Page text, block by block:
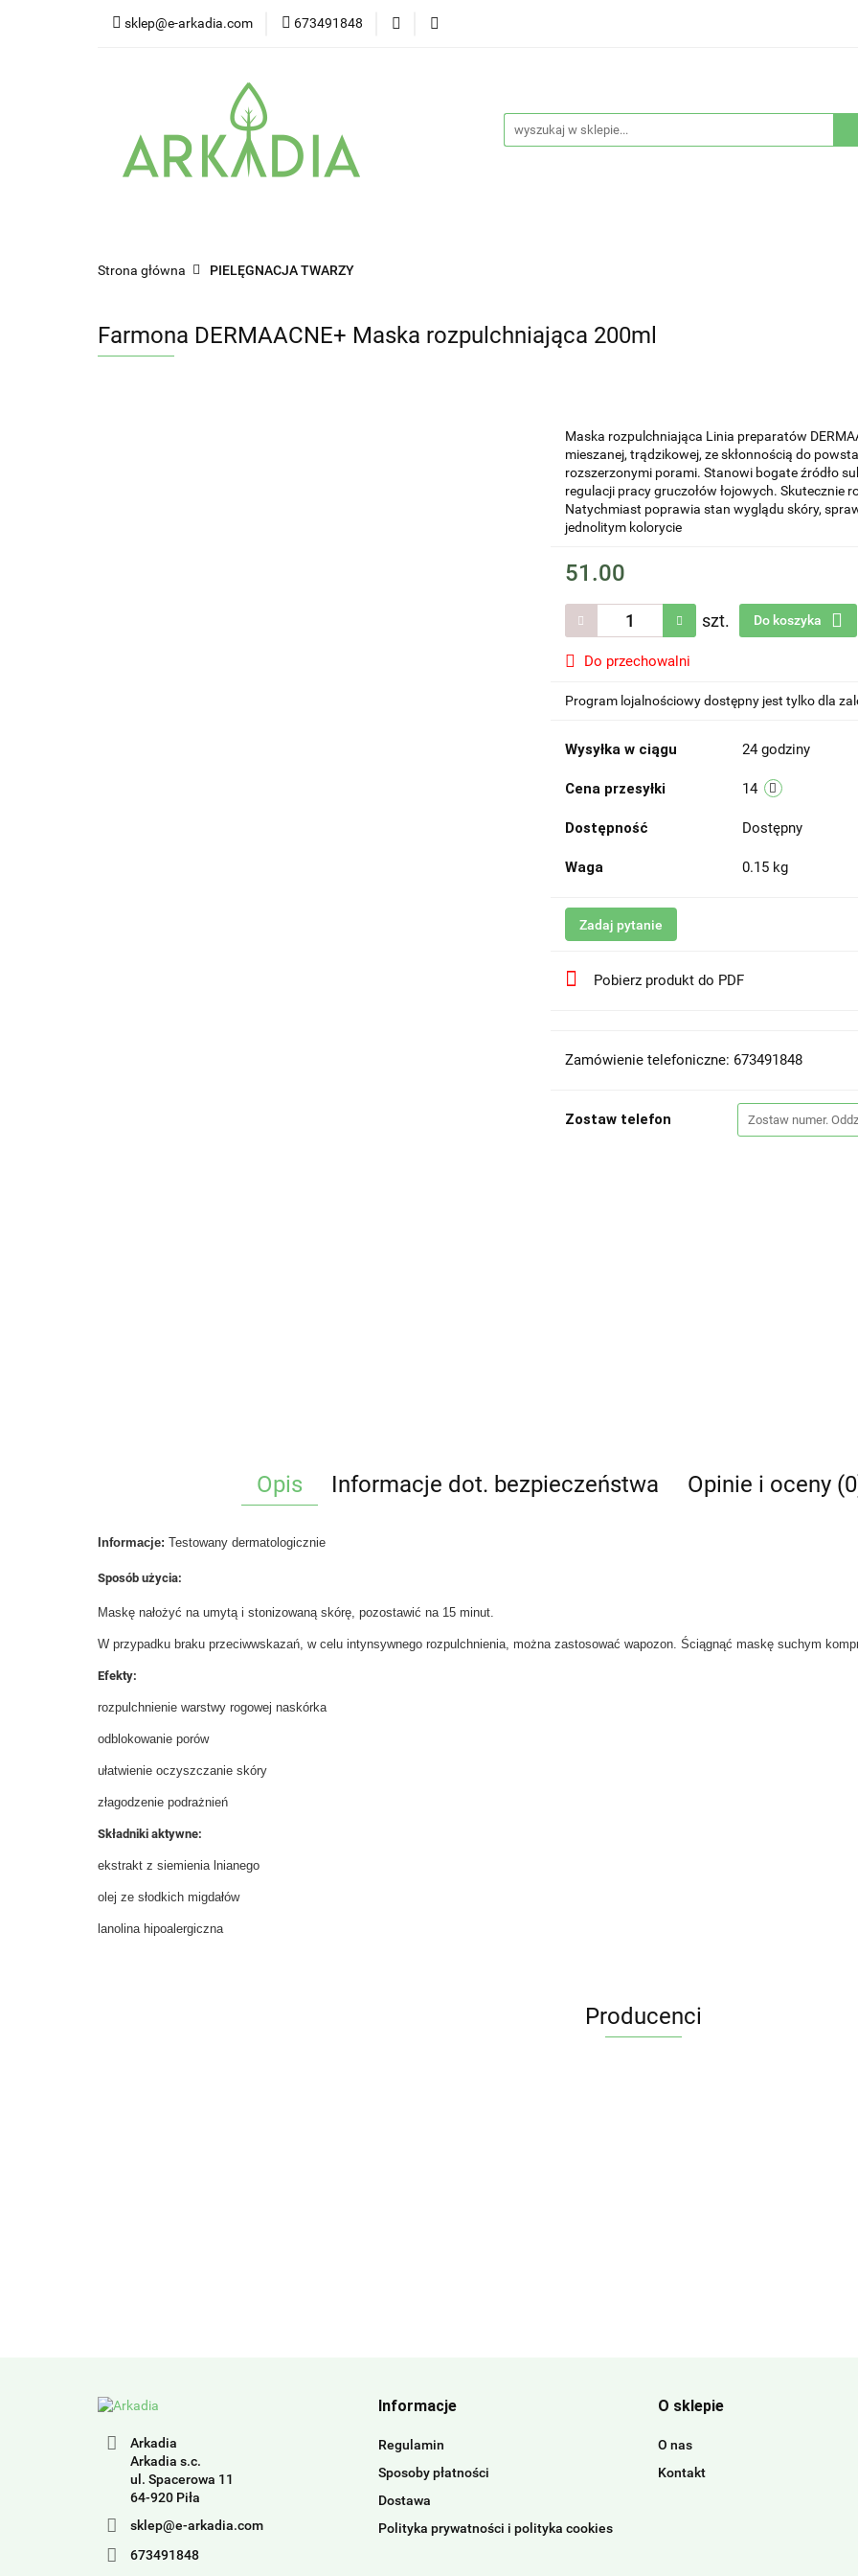
sklep@e-arkadia.com 673491848
Kategorie Producenci
Strona główna PIELĘGNACJA TWARZY
Farmona DERMAACNE+ Maska rozpulchniająca 200ml
Maska rozpulchniająca Linia preparatów
mieszanej, trądzikowej, ze skłonnością do
rozszerzonymi porami. Stanowi bogate źródło
regulacji pracy gruczołów łojowych. Skutecznie
Natychmiast poprawia stan wyglądu skóry,
jednolitym kolorycie
51.00
szt. Do koszyka
Do przechowalni
Program lojalnościowy dostępny jest tylko dla
Wysyłka w ciągu 24 godziny
Cena przesyłki 14
Dostępność Dostępny
Waga 0.15 kg
Zadaj pytanie
Pobierz produkt do PDF
Zamówienie telefoniczne: 673491848
Zostaw telefon
Opis Informacje dot. bezpieczeństwa Opinie i oceny
Informacje: Testowany dermatologicznie
Sposób użycia:
Maskę nałożyć na umytą i stonizowaną skórę, pozostawić na 15 minut.
W przypadku braku przeciwwskazań, w celu intynsywnego rozpulchnienia, można zastosować wapozon. Ściągnąć maskę suchym
Efekty:
rozpulchnienie warstwy rogowej naskórka
odblokowanie porów
ułatwienie oczyszczanie skóry
złagodzenie podrażnień
Składniki aktywne:
ekstrakt z siemienia lnianego
olej ze słodkich migdałów
lanolina hipoalergiczna
Producenci
Arkadia
Arkadia s.c.
ul. Spacerowa 11
64-920 Piła
sklep@e-arkadia.com
673491848
Informacje
Regulamin
Sposoby płatności
Dostawa
Polityka prywatności i polityka cookies
O sklepie
O nas
Kontakt